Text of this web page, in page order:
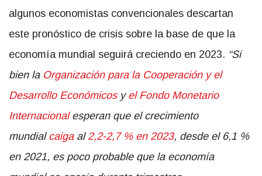
algunos economistas convencionales descartan
este pronóstico de crisis sobre la base de que la
economía mundial seguirá creciendo en 2023. “Si
bien la Organización para la Cooperación y el
Desarrollo Económicos y el Fondo Monetario
Internacional esperan que el crecimiento
mundial caiga al 2,2-2,7 % en 2023, desde el 6,1 %
en 2021, es poco probable que la economía